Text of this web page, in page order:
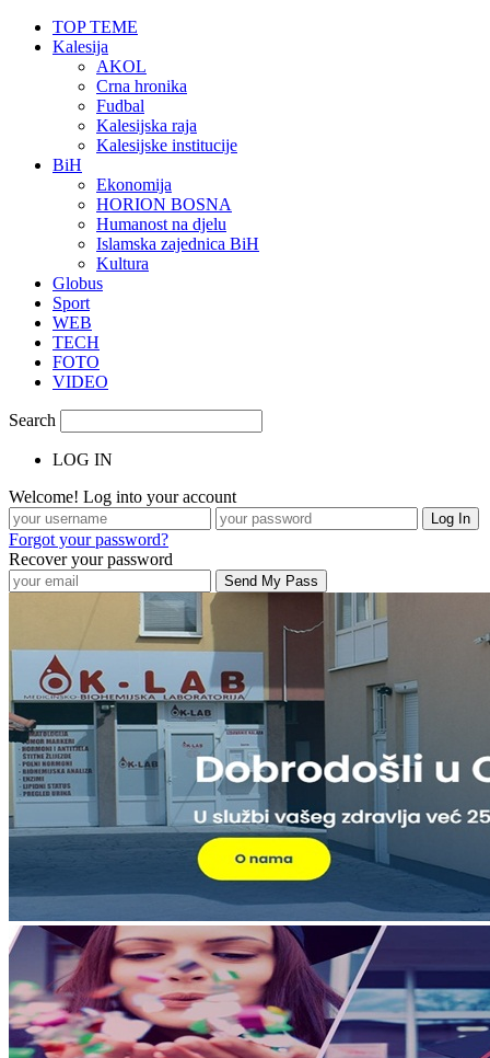
TOP TEME
Kalesija
AKOL
Crna hronika
Fudbal
Kalesijska raja
Kalesijske institucije
BiH
Ekonomija
HORION BOSNA
Humanost na djelu
Islamska zajednica BiH
Kultura
Globus
Sport
WEB
TECH
FOTO
VIDEO
Search
LOG IN
Welcome! Log into your account
Forgot your password?
Recover your password